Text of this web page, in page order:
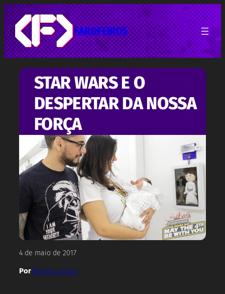
Pular
para
o
conteúdo
FAROFEIROS
STAR WARS E O
DESPERTAR DA NOSSA
FORÇA
4 de maio de 2017
PorRodrigo Castro